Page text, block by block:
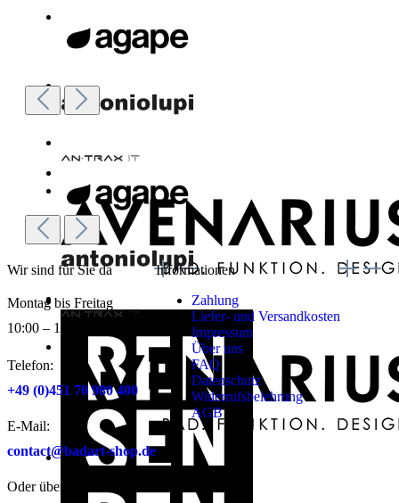
Wir sind für Sie da
Montag bis Freitag
10:00 – 17:00 Uhr
Telefon:
+49 (0)451 70 980 400
E-Mail:
contact@badart-shop.de
Oder über unser:
Informationen
Zahlung
Liefer- und Versandkosten
Impressum
Über uns
FAQ
Datenschutz
Widerrufsbelehrung
AGB